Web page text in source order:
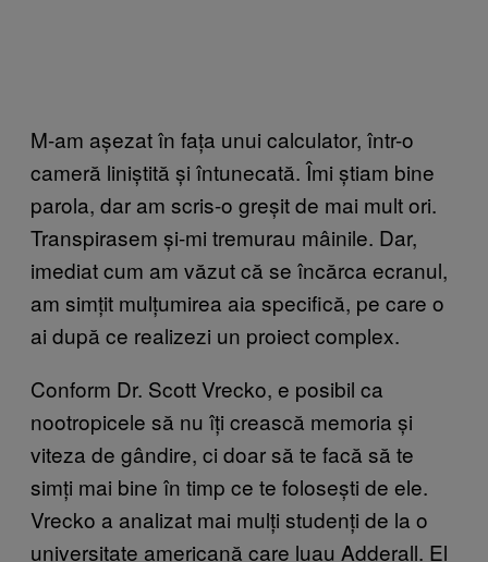
M-am așezat în fața unui calculator, într-o
cameră liniștită și întunecată. Îmi știam bine
parola, dar am scris-o greșit de mai mult ori.
Transpirasem și-mi tremurau mâinile. Dar,
imediat cum am văzut că se încărca ecranul,
am simțit mulțumirea aia specifică, pe care o
ai după ce realizezi un proiect complex.
Conform Dr. Scott Vrecko, e posibil ca
nootropicele să nu îți crească memoria și
viteza de gândire, ci doar să te facă să te
simți mai bine în timp ce te folosești de ele.
Vrecko a analizat mai mulți studenți de la o
universitate americană care luau Adderall. El